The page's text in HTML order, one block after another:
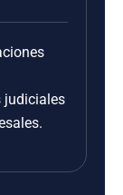
judiciales